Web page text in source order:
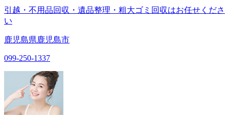
引越・不用品回収・遺品整理・粗大ゴミ回収はお任せくださ
い
鹿児島県鹿児島市
099-250-1337